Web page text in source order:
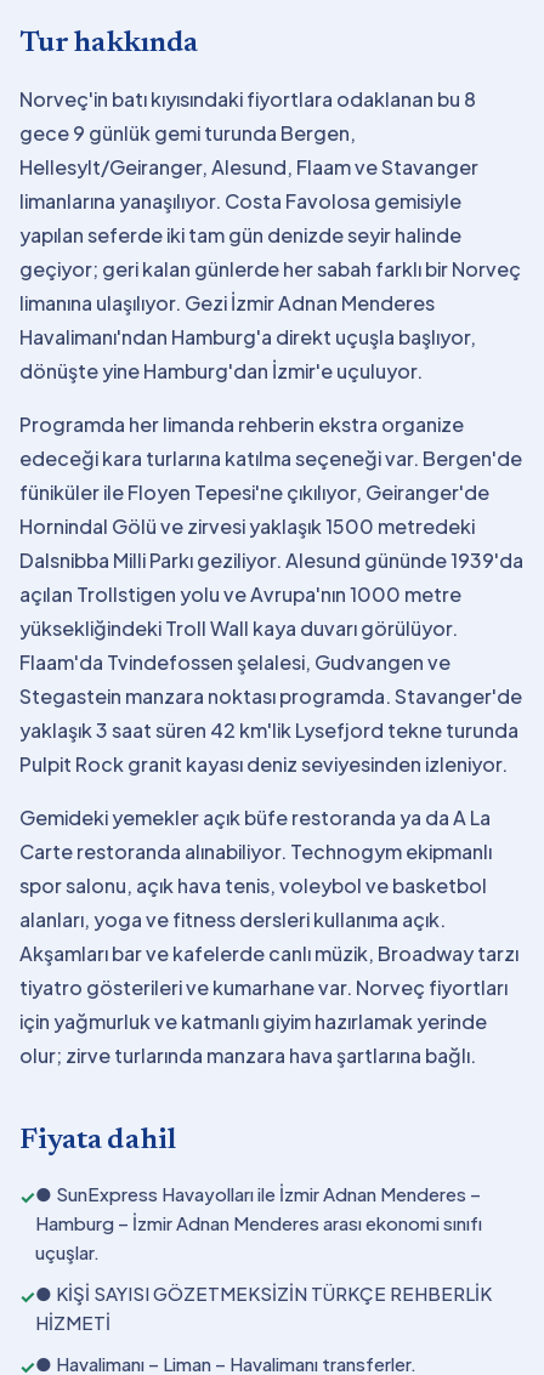
Tur hakkında
Norveç'in batı kıyısındaki fiyortlara odaklanan bu 8
gece 9 günlük gemi turunda Bergen,
Hellesylt/Geiranger, Alesund, Flaam ve Stavanger
limanlarına yanaşılıyor. Costa Favolosa gemisiyle
yapılan seferde iki tam gün denizde seyir halinde
geçiyor; geri kalan günlerde her sabah farklı bir Norveç
limanına ulaşılıyor. Gezi İzmir Adnan Menderes
Havalimanı'ndan Hamburg'a direkt uçuşla başlıyor,
dönüşte yine Hamburg'dan İzmir'e uçuluyor.
Programda her limanda rehberin ekstra organize
edeceği kara turlarına katılma seçeneği var. Bergen'de
füniküler ile Floyen Tepesi'ne çıkılıyor, Geiranger'de
Hornindal Gölü ve zirvesi yaklaşık 1500 metredeki
Dalsnibba Milli Parkı geziliyor. Alesund gününde 1939'da
açılan Trollstigen yolu ve Avrupa'nın 1000 metre
yüksekliğindeki Troll Wall kaya duvarı görülüyor.
Flaam'da Tvindefossen şelalesi, Gudvangen ve
Stegastein manzara noktası programda. Stavanger'de
yaklaşık 3 saat süren 42 km'lik Lysefjord tekne turunda
Pulpit Rock granit kayası deniz seviyesinden izleniyor.
Gemideki yemekler açık büfe restoranda ya da A La
Carte restoranda alınabiliyor. Technogym ekipmanlı
spor salonu, açık hava tenis, voleybol ve basketbol
alanları, yoga ve fitness dersleri kullanıma açık.
Akşamları bar ve kafelerde canlı müzik, Broadway tarzı
tiyatro gösterileri ve kumarhane var. Norveç fiyortları
için yağmurluk ve katmanlı giyim hazırlamak yerinde
olur; zirve turlarında manzara hava şartlarına bağlı.
Fiyata dahil
✓● SunExpress Havayolları ile İzmir Adnan Menderes –
Hamburg – İzmir Adnan Menderes arası ekonomi sınıfı
uçuşlar.
✓● KİŞİ SAYISI GÖZETMEKSİZİN TÜRKÇE REHBERLİK
HİZMETİ
✓● Havalimanı – Liman – Havalimanı transferler.